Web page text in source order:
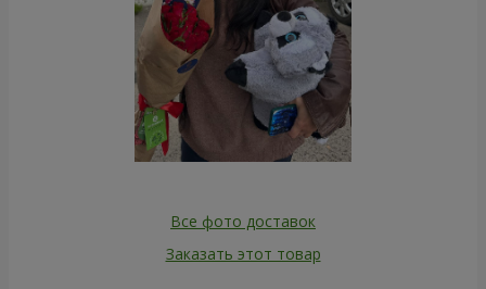
Все фото доставок
Заказать этот товар